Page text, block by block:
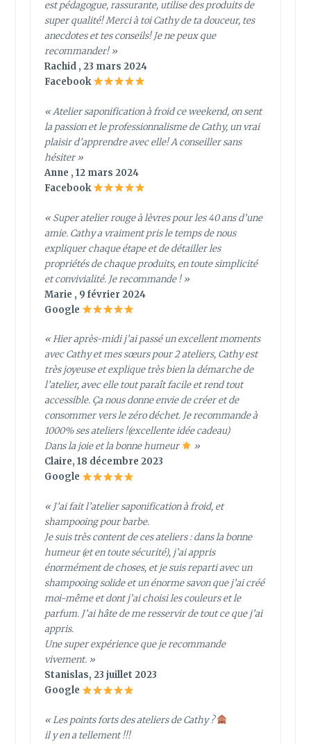
est pédagogue, rassurante, utilise des produits de
super qualité! Merci à toi Cathy de ta douceur, tes
anecdotes et tes conseils! Je ne peux que
recommander! »
Rachid , 23 mars 2024
Facebook
« Atelier saponification à froid ce weekend, on sent
la passion et le professionnalisme de Cathy, un vrai
plaisir d’apprendre avec elle! A conseiller sans
hésiter »
Anne , 12 mars 2024
Facebook
« Super atelier rouge à lèvres pour les 40 ans d’une
amie. Cathy a vraiment pris le temps de nous
expliquer chaque étape et de détailler les
propriétés de chaque produits, en toute simplicité
et convivialité. Je recommande ! »
Marie , 9 février 2024
Google
« Hier après-midi j’ai passé un excellent moments
avec Cathy et mes sœurs pour 2 ateliers, Cathy est
très joyeuse et explique très bien la démarche de
l’atelier, avec elle tout paraît facile et rend tout
accessible. Ça nous donne envie de créer et de
consommer vers le zéro déchet. Je recommande à
1000% ses ateliers !(excellente idée cadeau)
Dans la joie et la bonne humeur
»
Claire, 18 décembre 2023
Google
« J’ai fait l’atelier saponification à froid, et
shampooing pour barbe.
Je suis très content de ces ateliers : dans la bonne
humeur (et en toute sécurité), j’ai appris
énormément de choses, et je suis reparti avec un
shampooing solide et un énorme savon que j’ai créé
moi-même et dont j’ai choisi les couleurs et le
parfum. J’ai hâte de me resservir de tout ce que j’ai
appris.
Une super expérience que je recommande
vivement. »
Stanislas, 23 juillet 2023
Google
« Les points forts des ateliers de Cathy ?
il y en a tellement !!!